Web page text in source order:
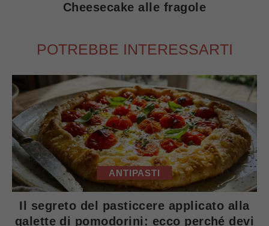
Cheesecake alle fragole
POTREBBE INTERESSARTI
ANTIPASTI
Il segreto del pasticcere applicato alla
galette di pomodorini: ecco perché devi